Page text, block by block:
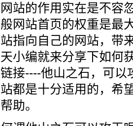
网站的作用实在是不容
般网站首页的权重是最
站指向自己的网站，带
天小编就来分享下如何
链接----他山之石，可以
站都是十分适用的，希
帮助。